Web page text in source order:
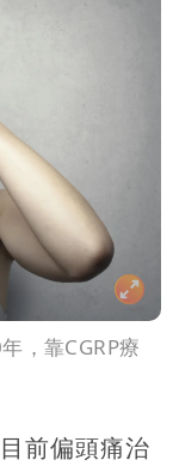
，靠CGRP療
前偏頭痛治